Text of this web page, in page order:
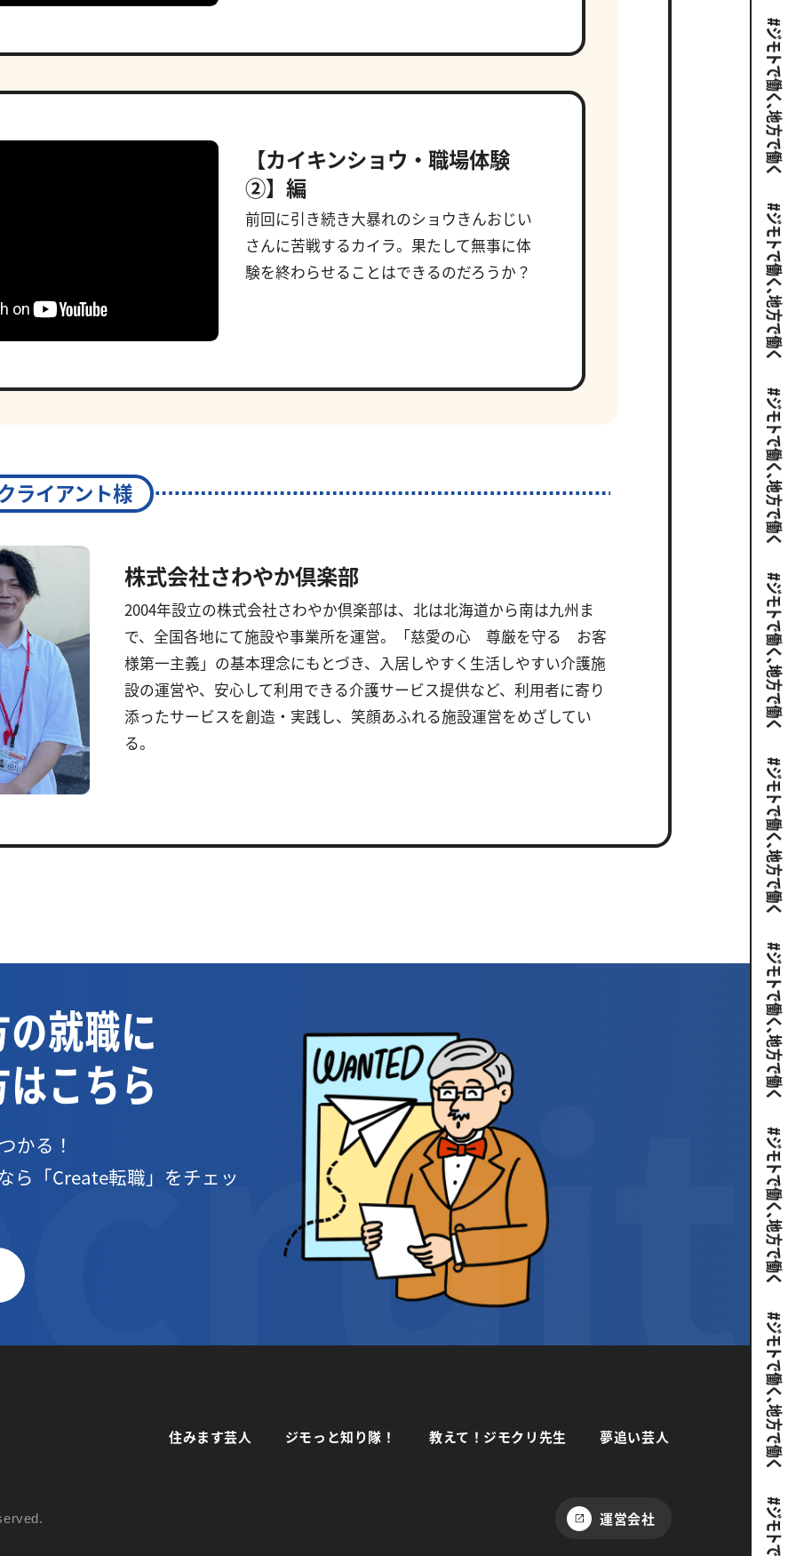
【カイキンショウ・職場体験
②】編
前回に引き続き大暴れのショウきんおじい
さんに苦戦するカイラ。果たして無事に体
験を終わらせることはできるのだろうか？
ライアント様
株式会社さわやか倶楽部
2004年設立の株式会社さわやか倶楽部は、北は北海道から南は九州ま
で、全国各地にて施設や事業所を運営。「慈愛の心 尊厳を守る お客
様第一主義」の基本理念にもとづき、入居しやすく生活しやすい介護施
設の運営や、安心して利用できる介護サービス提供など、利用者に寄り
添ったサービスを創造・実践し、笑顔あふれる施設運営をめざしてい
る。
就職に
こちら
かる！
ら 「Create転職」をチェッ
住みます芸人 ジモっと知り隊！ 教えて！ジモクリ先生 夢追い芸人
運営会社